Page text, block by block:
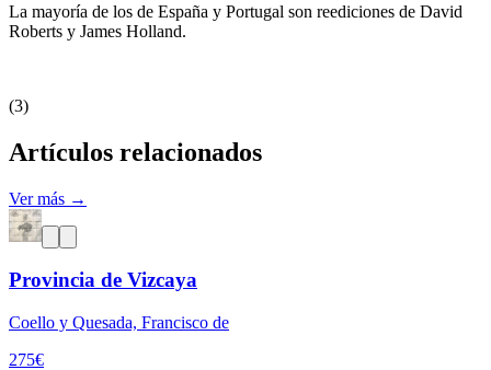
La mayoría de los de España y Portugal son reediciones de David
Roberts y James Holland.
(3)
Artículos relacionados
Ver más →
Provincia de Vizcaya
Coello y Quesada, Francisco de
275€